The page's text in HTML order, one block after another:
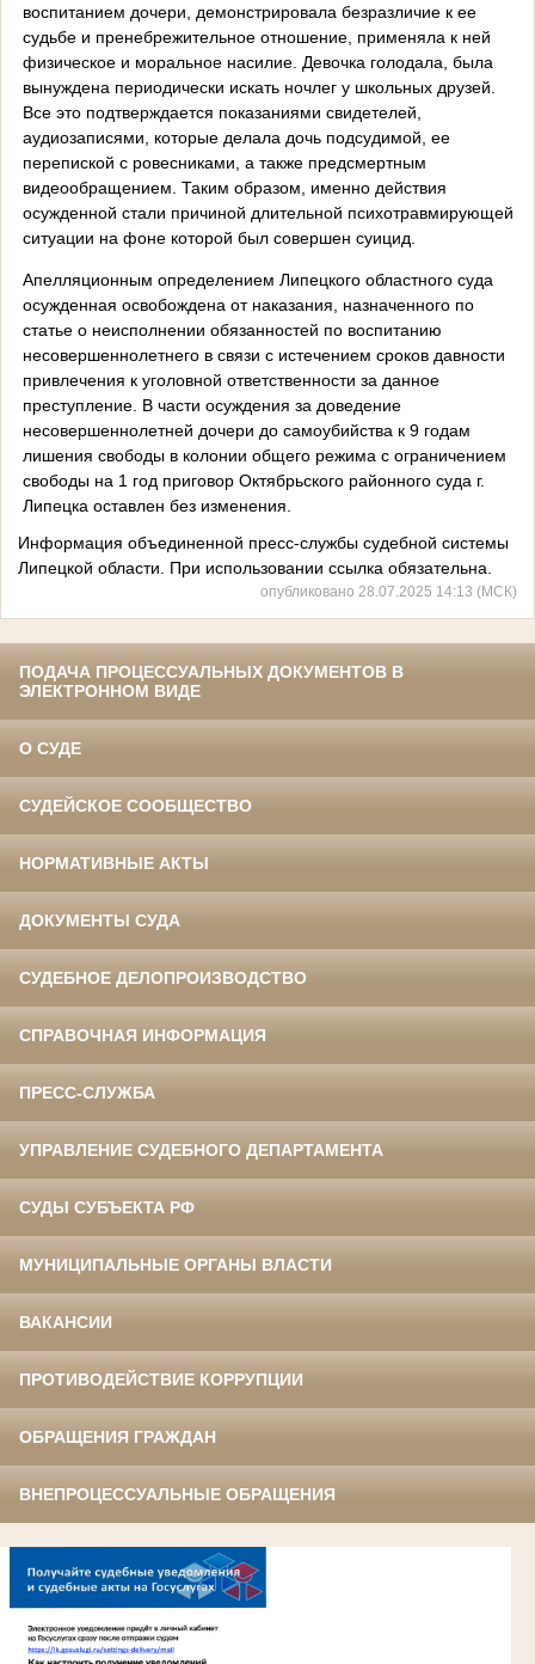
воспитанием дочери, демонстрировала безразличие к ее
судьбе и пренебрежительное отношение, применяла к ней
физическое и моральное насилие. Девочка голодала, была
вынуждена периодически искать ночлег у школьных друзей.
Все это подтверждается показаниями свидетелей,
аудиозаписями, которые делала дочь подсудимой, ее
перепиской с ровесниками, а также предсмертным
видеообращением. Таким образом, именно действия
осужденной стали причиной длительной психотравмирующей
ситуации на фоне которой был совершен суицид.
Апелляционным определением Липецкого областного суда
осужденная освобождена от наказания, назначенного по
статье о неисполнении обязанностей по воспитанию
несовершеннолетнего в связи с истечением сроков давности
привлечения к уголовной ответственности за данное
преступление. В части осуждения за доведение
несовершеннолетней дочери до самоубийства к 9 годам
лишения свободы в колонии общего режима с ограничением
свободы на 1 год приговор Октябрьского районного суда г.
Липецка оставлен без изменения.
Информация объединенной пресс-службы судебной системы
Липецкой области. При использовании ссылка обязательна.
опубликовано 28.07.2025 14:13 (МСК)
ПОДАЧА ПРОЦЕССУАЛЬНЫХ ДОКУМЕНТОВ В
ЭЛЕКТРОННОМ ВИДЕ
О СУДЕ
СУДЕЙСКОЕ СООБЩЕСТВО
НОРМАТИВНЫЕ АКТЫ
ДОКУМЕНТЫ СУДА
СУДЕБНОЕ ДЕЛОПРОИЗВОДСТВО
СПРАВОЧНАЯ ИНФОРМАЦИЯ
ПРЕСС-СЛУЖБА
УПРАВЛЕНИЕ СУДЕБНОГО ДЕПАРТАМЕНТА
СУДЫ СУБЪЕКТА РФ
МУНИЦИПАЛЬНЫЕ ОРГАНЫ ВЛАСТИ
ВАКАНСИИ
ПРОТИВОДЕЙСТВИЕ КОРРУПЦИИ
ОБРАЩЕНИЯ ГРАЖДАН
ВНЕПРОЦЕССУАЛЬНЫЕ ОБРАЩЕНИЯ